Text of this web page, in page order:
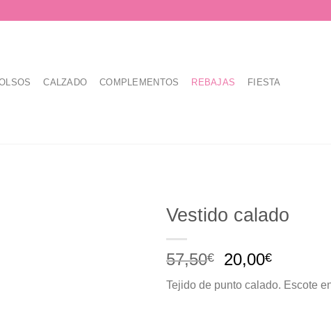
CALZADO COMPLEMENTOS REBAJAS FIESTA
Vestido calado
57,50€
El
original
20,00€El
actual
Tejido de punto calado. Escote